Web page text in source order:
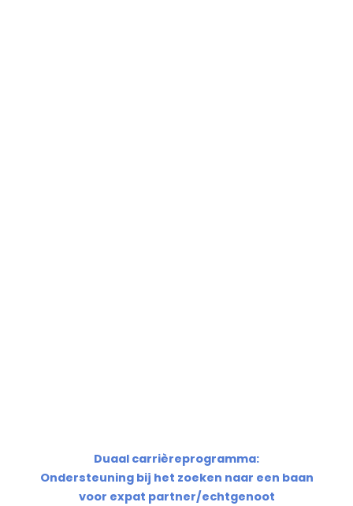
WERKMETHODE
Duaal carrièreprogramma:
Ondersteuning bij het zoeken naar een baan
voor expat partner/echtgenoot